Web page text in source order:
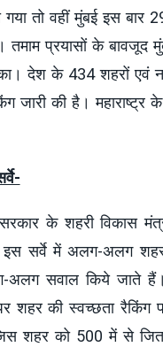
गया तो वहीं मुंबई इस
तमाम प्रयासों के बावजूद
देश के 434 शहरों एवं
जारी की है।
के शहरी विकास
इस सर्वे में अलग-अलग
सवाल किये जाते हैं।
शहर की स्वच्छता रैकिंग
शहर को 500 में से